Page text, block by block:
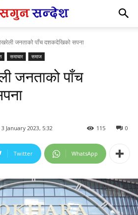
जनताको पाँच दशकदेखिको सपना
समाचार समाज
जनताको पाँच
January 2023, 5:32 0
115
Twitter WhatsApp